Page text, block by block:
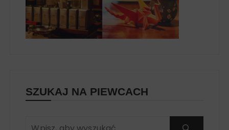
SZUKAJ NA PIEWCACH